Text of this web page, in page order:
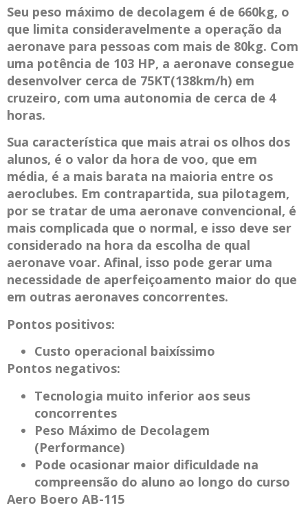
Seu peso máximo de decolagem é de 660kg, o
que limita consideravelmente a operação da
aeronave para pessoas com mais de 80kg. Com
uma potência de 103 HP, a aeronave consegue
desenvolver cerca de 75KT(138km/h) em
cruzeiro, com uma autonomia de cerca de 4
horas.
Sua característica que mais atrai os olhos dos
alunos, é o valor da hora de voo, que em
média, é a mais barata na maioria entre os
aeroclubes. Em contrapartida, sua pilotagem,
por se tratar de uma aeronave convencional, é
mais complicada que o normal, e isso deve ser
considerado na hora da escolha de qual
aeronave voar. Afinal, isso pode gerar uma
necessidade de aperfeiçoamento maior do que
em outras aeronaves concorrentes.
Pontos positivos:
Custo operacional baixíssimo
Pontos negativos:
Tecnologia muito inferior aos seus
concorrentes
Peso Máximo de Decolagem
(Performance)
Pode ocasionar maior dificuldade na
compreensão do aluno ao longo do curso
Aero Boero AB-115